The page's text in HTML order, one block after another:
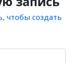
чтобы создать